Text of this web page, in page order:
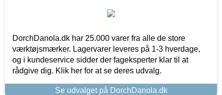
DorchDanola.dk har 25.000 varer fra alle de store
værktøjsmærker. Lagervarer leveres på 1-3 hverdage,
og i kundeservice sidder der fageksperter klar til at
rådgive dig. Klik her for at se deres udvalg.
Se udvalget på DorchDanola.dk